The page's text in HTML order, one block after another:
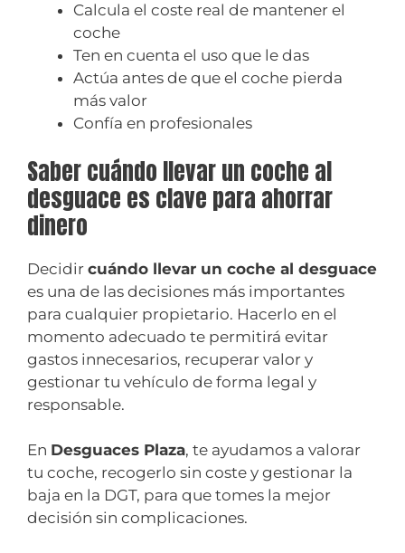
Calcula el coste real de mantener el
coche
Ten en cuenta el uso que le das
Actúa antes de que el coche pierda
más valor
Confía en profesionales
Saber cuándo llevar un coche al
desguace es clave para ahorrar
dinero
Decidir cuándo llevar un coche al desguace
es una de las decisiones más importantes
para cualquier propietario. Hacerlo en el
momento adecuado te permitirá evitar
gastos innecesarios, recuperar valor y
gestionar tu vehículo de forma legal y
responsable.
En Desguaces Plaza, te ayudamos a valorar
tu coche, recogerlo sin coste y gestionar la
baja en la DGT, para que tomes la mejor
decisión sin complicaciones.